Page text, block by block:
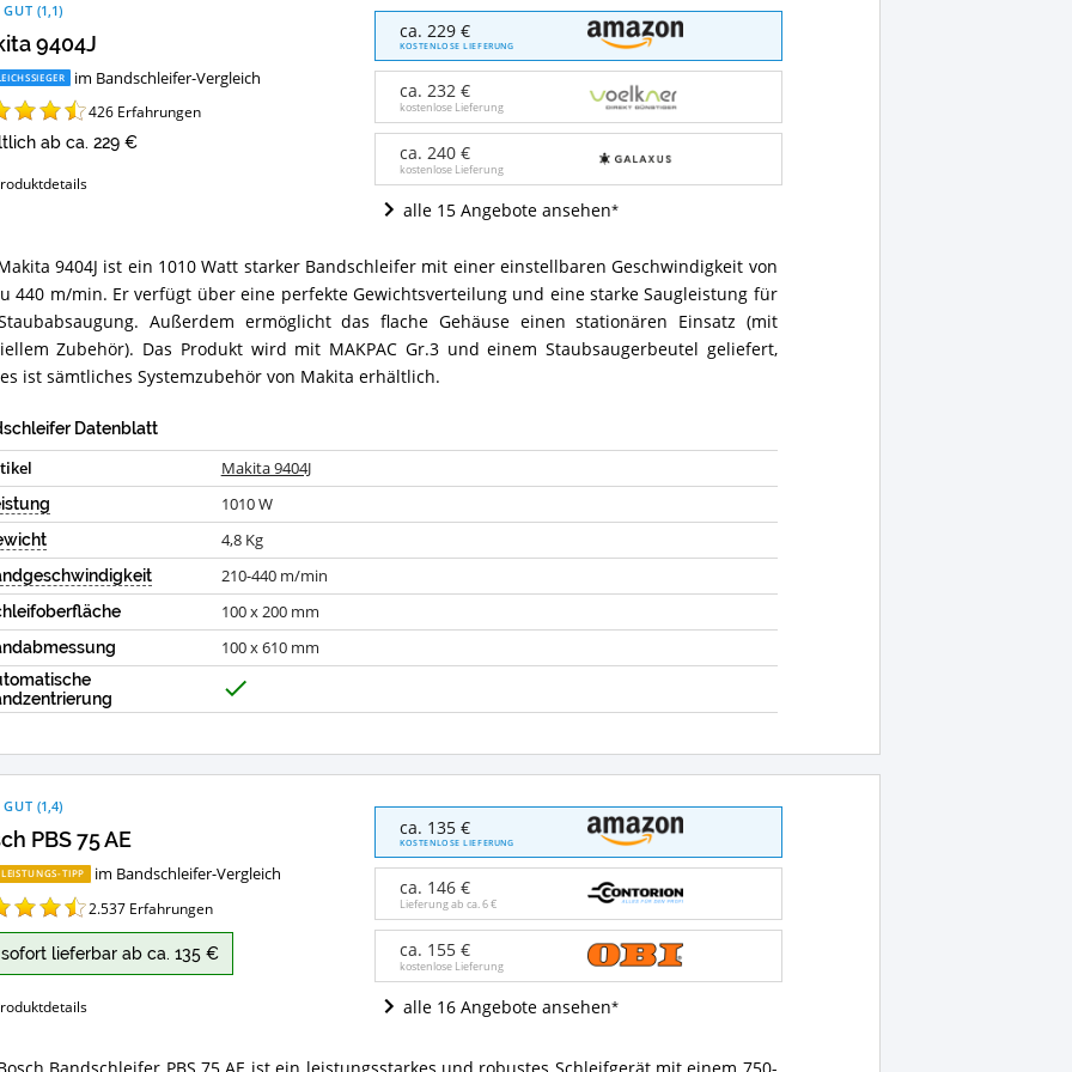
9404J
GUT (1,1)
im Bandschleifer-Vergleich
426 Erfahrungen
ab ca. 229 €
9404J
Angebote:
dieser
Bandschleifer
erhältlich?
ca. 229 €
KOSTENLOSE LIEFERUNG
ca. 232 €
kostenlose Lieferung
ca. 240 €
kostenlose Lieferung
alle 15 Angebote ansehen
9404J ist ein 1010 Watt starker Bandschleifer mit einer einstellbaren Geschwindigkeit von
440 m/min. Er verfügt über eine perfekte Gewichtsverteilung und eine starke Saugleistung für
Außerdem ermöglicht das flache Gehäuse einen stationären Einsatz (mit
Zubehör). Das Produkt wird mit MAKPAC Gr.3 und einem Staubsaugerbeutel geliefert,
ist sämtliches Systemzubehör von Makita erhältlich.
Datenblatt
Makita 9404J
1010W
4,8 Kg
210-440 m/min
100 x 200 mm
100 x 610 mm
PBS 75 AE
GUT (1,4)
LEISTUNGS-TIPP im Bandschleifer-Vergleich
2.537 Erfahrungen
sofort lieferbar ab ca. 135 €
PBS
75
Angebote:
Wo
dieser
Bandschleifer
erhältlich?
ca. 135 €
KOSTENLOSE LIEFERUNG
ca. 146 €
Lieferung ab ca.6 €
ca. 155 €
kostenlose Lieferung
alle 16 Angebote ansehen